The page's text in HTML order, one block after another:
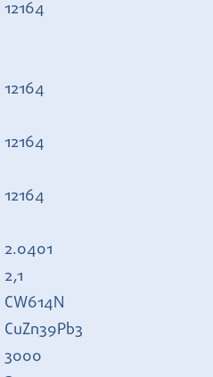
12164
12164
12164
12164
2.0401
2,1
CW614N
CuZn39Pb3
3000